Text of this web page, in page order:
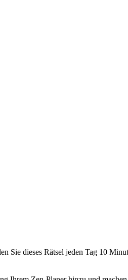
Sie dieses Rätsel jeden Tag 10